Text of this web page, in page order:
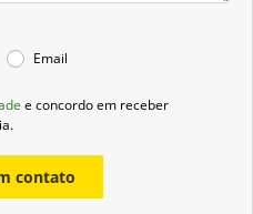
Email
e concordo em receber
contato